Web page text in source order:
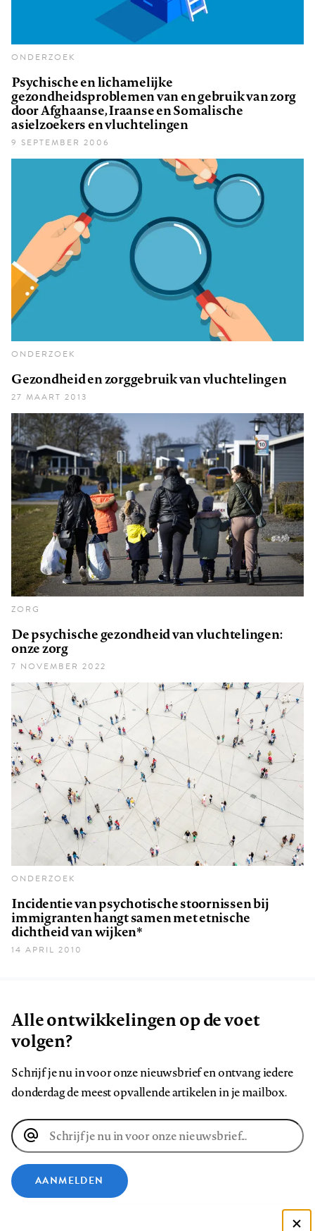
ONDERZOEK
Psychische en lichamelijke
gezondheidsproblemen van en gebruik van zorg
door Afghaanse, Iraanse en Somalische
asielzoekers en vluchtelingen
9 SEPTEMBER 2006
ONDERZOEK
Gezondheid en zorggebruik van vluchtelingen
27 MAART 2013
ZORG
De psychische gezondheid van vluchtelingen:
onze zorg
7 NOVEMBER 2022
ONDERZOEK
Incidentie van psychotische stoornissen bij
immigranten hangt samen met etnische
dichtheid van wijken*
14 APRIL 2010
Alle ontwikkelingen op de voet
volgen?
Schrijf je nu in voor onze nieuwsbrief en ontvang iedere
donderdag de meest opvallende artikelen in je mailbox.
E-
mailadres
AANMELDEN